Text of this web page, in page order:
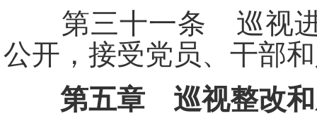
第三十一条 巡视进
公开，接受党员、干部
第五章 巡视整改和